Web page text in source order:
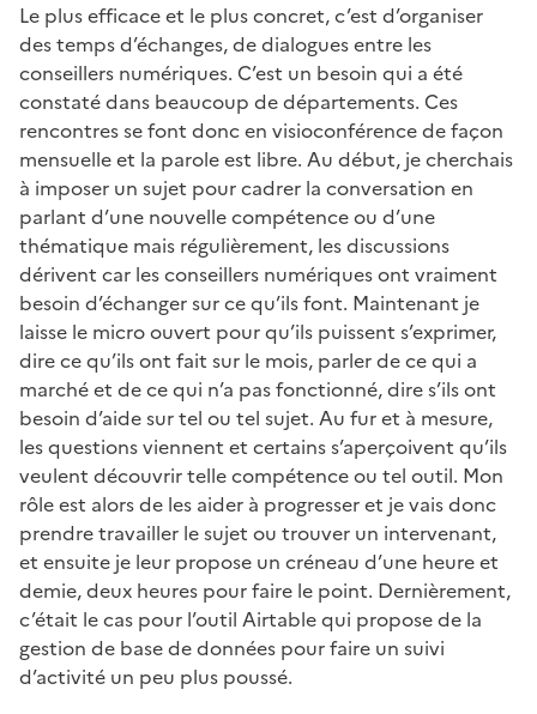
Le plus efficace et le plus concret, c’est d’organiser
des temps d’échanges, de dialogues entre les
conseillers numériques. C’est un besoin qui a été
constaté dans beaucoup de départements. Ces
rencontres se font donc en visioconférence de façon
mensuelle et la parole est libre. Au début, je cherchais
à imposer un sujet pour cadrer la conversation en
parlant d’une nouvelle compétence ou d’une
thématique mais régulièrement, les discussions
dérivent car les conseillers numériques ont vraiment
besoin d’échanger sur ce qu’ils font. Maintenant je
laisse le micro ouvert pour qu’ils puissent s’exprimer,
dire ce qu’ils ont fait sur le mois, parler de ce qui a
marché et de ce qui n’a pas fonctionné, dire s’ils ont
besoin d’aide sur tel ou tel sujet. Au fur et à mesure,
les questions viennent et certains s’aperçoivent qu’ils
veulent découvrir telle compétence ou tel outil. Mon
rôle est alors de les aider à progresser et je vais donc
prendre travailler le sujet ou trouver un intervenant,
et ensuite je leur propose un créneau d’une heure et
demie, deux heures pour faire le point. Dernièrement,
c’était le cas pour l’outil Airtable qui propose de la
gestion de base de données pour faire un suivi
d’activité un peu plus poussé.